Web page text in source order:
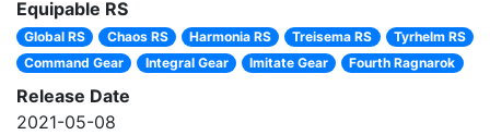
Equipable RS
Global RS Chaos RS Harmonia RS Treisema RS
Tyrhelm RS
Command Gear
Integral Gear Imitate Gear Fourth Ragnarok
Release Date
2021-05-08